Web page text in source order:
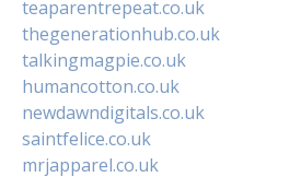
teaparentrepeat.co.uk
thegenerationhub.co.uk
talkingmagpie.co.uk
humancotton.co.uk
newdawndigitals.co.uk
saintfelice.co.uk
mrjapparel.co.uk